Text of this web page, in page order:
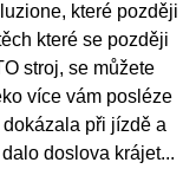
které později
které se později
stroj, se můžete
více vám posléze
při jízdě a
doslova krájet...